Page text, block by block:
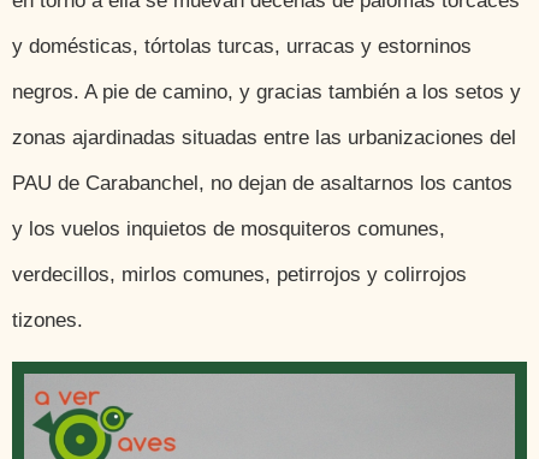
y domésticas, tórtolas turcas, urracas y estorninos
negros. A pie de camino, y gracias también a los setos y
zonas ajardinadas situadas entre las urbanizaciones del
PAU de Carabanchel, no dejan de asaltarnos los cantos
y los vuelos inquietos de mosquiteros comunes,
verdecillos, mirlos comunes, petirrojos y colirrojos
tizones.